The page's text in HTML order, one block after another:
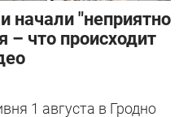
начали "неприятно
– что происходит
1 августа в Гродно